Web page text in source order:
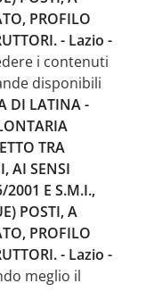
PROFILO
- Lazio -
i contenuti
disponibili
DI LATINA -
TRA
AI SENSI
2001 E S.M.I.,
POSTI, A
PROFILO
- Lazio -
meglio il